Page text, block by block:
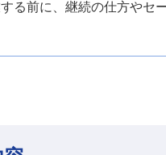
る前に、継続の仕方やセ